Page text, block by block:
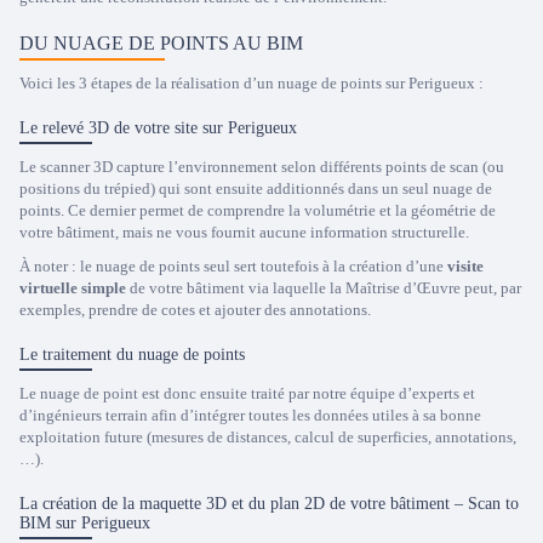
DU NUAGE DE POINTS AU BIM
Voici les 3 étapes de la réalisation d’un nuage de points sur Perigueux :
Le relevé 3D de votre site sur Perigueux
Le scanner 3D capture l’environnement selon différents points de scan (ou
positions du trépied) qui sont ensuite additionnés dans un seul nuage de
points. Ce dernier permet de comprendre la volumétrie et la géométrie de
votre bâtiment, mais ne vous fournit aucune information structurelle.
À noter : le nuage de points seul sert toutefois à la création d’une visite
virtuelle simple de votre bâtiment via laquelle la Maîtrise d’Œuvre peut, par
exemples, prendre de cotes et ajouter des annotations.
Le traitement du nuage de points
Le nuage de point est donc ensuite traité par notre équipe d’experts et
d’ingénieurs terrain afin d’intégrer toutes les données utiles à sa bonne
exploitation future (mesures de distances, calcul de superficies, annotations,
…).
La création de la maquette 3D et du plan 2D de votre bâtiment – Scan to
BIM sur Perigueux